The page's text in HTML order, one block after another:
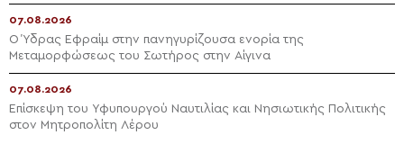
07.08.2026
Ο Ύδρας Εφραίμ στην πανηγυρίζουσα ενορία της
Μεταμορφώσεως του Σωτήρος στην Αίγινα
07.08.2026
Επίσκεψη του Υφυπουργού Ναυτιλίας και Νησιωτικής Πολιτικής
στον Μητροπολίτη Λέρου